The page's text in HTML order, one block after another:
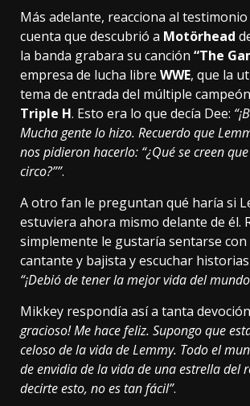
Más adelante, reacciona al
cuenta que descubrió a Motörhead
la banda grabara su canción “The
empresa de lucha libre WWE, que la
tema de entrada del múltiple
Triple H. Esto era lo que decía Dee:
Mucha gente lo hizo. Recuerdo que
nos pidieron hacerlo: “¿Qué se creen
circo?””.
A otro fan le preguntan qué haría si
estuviera ahora mismo delante de él.
simplemente le gustaría sentarse con
cantante y bajista y escuchar historias
“¡Debió de tener la mejor vida del
Mikkey respondía así a tanta
gracioso! Me hace feliz. Supongo que
celoso de la vida de Lemmy. Todo el
de envidia de la vida de una estrella del
decirte esto, no es tan fácil”.